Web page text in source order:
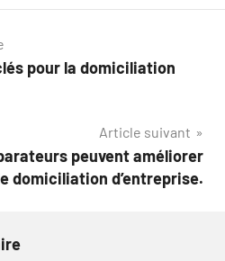
pour la domiciliation
Article suivant
peuvent améliorer
domiciliation d’entreprise.